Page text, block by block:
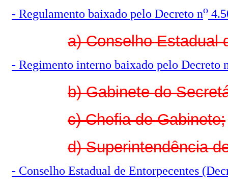
- Regulamento baixado pelo Decreto no
a) Conselho Estadual
- Regimento interno baixado pelo Decreto
b) Gabinete do
c) Chefia de Gabinete;
d) Superintendência
- Conselho Estadual de Entorpecentes